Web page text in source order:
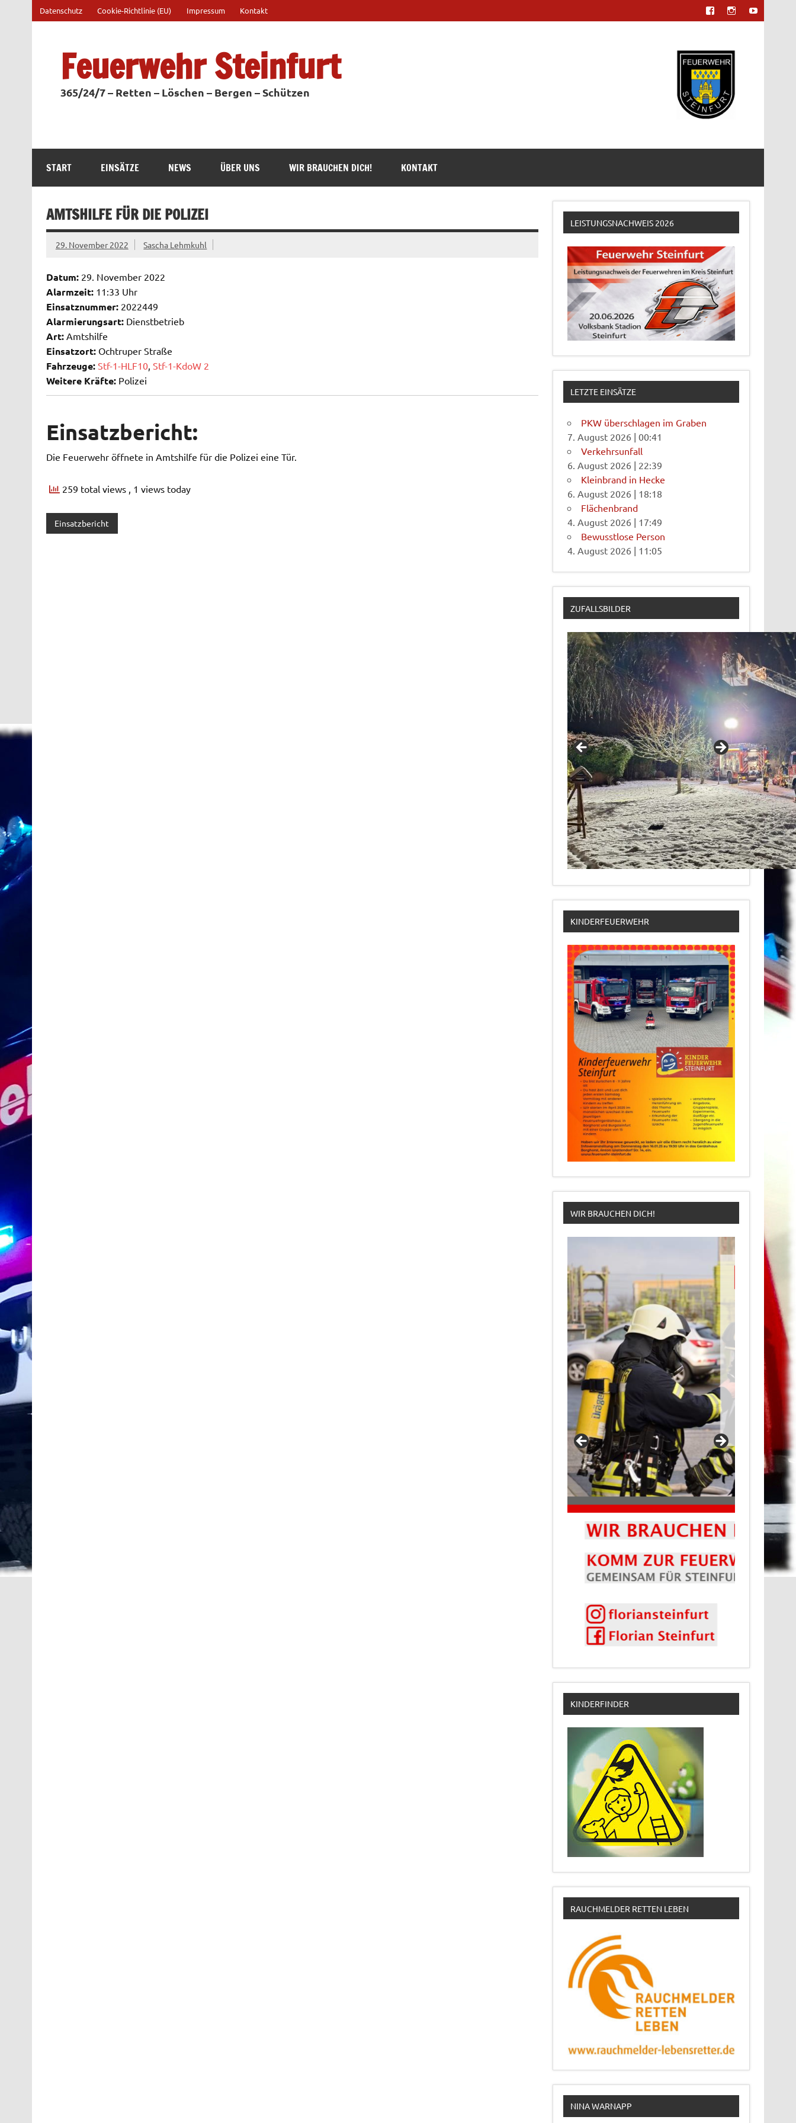
springen
Datenschutz Cookie-Richtlinie (EU) Impressum Kontakt
Feuerwehr Steinfurt
365/24/7 – Retten – Löschen – Bergen – Schützen
START EINSÄTZE NEWS ÜBER UNS WIR BRAUCHEN DICH! KONTAKT
AMTSHILFE FÜR DIE POLIZEI
29. November 2022 Sascha Lehmkuhl
Datum:29. November 2022
Alarmzeit:11:33 Uhr
Einsatznummer:2022449
Alarmierungsart:Dienstbetrieb
Art:Amtshilfe
Einsatzort:Ochtruper Straße
Fahrzeuge: Stf-1-HLF10, Stf-1-KdoW 2
Weitere Kräfte:Polizei
Einsatzbericht:
Die Feuerwehr öffnete in Amtshilfe für die Polizei eine Tür.
259 total views , 1 views today
Einsatzbericht
LEISTUNGSNACHWEIS 2026
LETZTE EINSÄTZE
PKW überschlagen im Graben
7. August 2026 |00:41
Verkehrsunfall
6. August 2026 | 22:39
Kleinbrand in Hecke
6. August 2026 | 18:18
Flächenbrand
4. August 2026 | 17:49
Bewusstlose Person
4. August 2026 | 11:05
ZUFALLSBILDER
KINDERFEUERWEHR
WIR BRAUCHEN DICH!
KINDERFINDER
RAUCHMELDER RETTEN LEBEN
NINA WARNAPP